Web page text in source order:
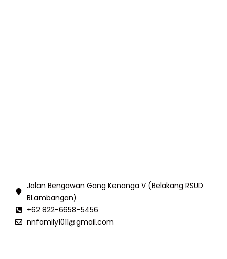
Jalan Bengawan Gang Kenanga V (Belakang RSUD
BLambangan)
+62 822-6658-5456
nnfamily1011@gmail.com